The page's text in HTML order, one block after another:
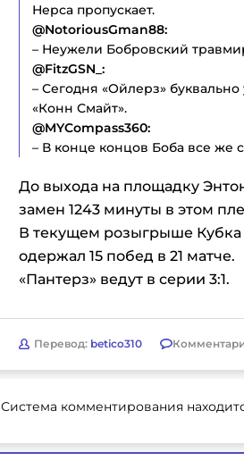
Нерса пропускает.
@NotoriousGman88:
– Неужели Бобровский
@FitzGSN_:
– Сегодня «Ойлерз»
«Конн Смайт».
@MYCompass360:
– В конце концов Боба все же
До выхода на площадку
замен 1243 минуты в этом
В текущем розыгрыше
одержал 15 побед в 21 матче.
«Пантерз» ведут в серии 3:1.
Перевод: betico310
Система комментирования